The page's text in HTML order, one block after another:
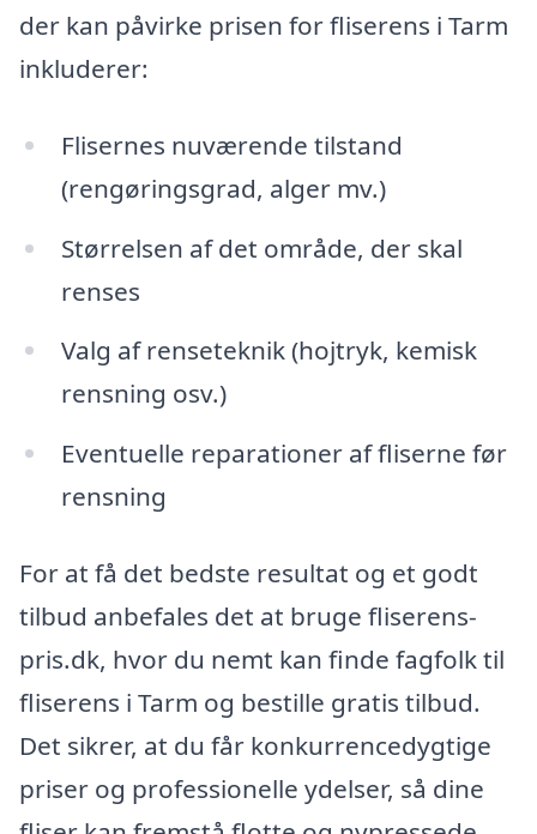
der kan påvirke prisen for fliserens i Tarm
inkluderer:
Flisernes nuværende tilstand
(rengøringsgrad, alger mv.)
Størrelsen af det område, der skal
renses
Valg af renseteknik (hojtryk, kemisk
rensning osv.)
Eventuelle reparationer af fliserne før
rensning
For at få det bedste resultat og et godt
tilbud anbefales det at bruge fliserens-
pris.dk, hvor du nemt kan finde fagfolk til
fliserens i Tarm og bestille gratis tilbud.
Det sikrer, at du får konkurrencedygtige
priser og professionelle ydelser, så dine